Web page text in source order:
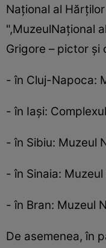
Naţional al
",MuzeulNaţional
Grigore – pictor şi
- în Cluj-Napoca:
- în Iaşi:
- în Sibiu: Muzeul
- în Sinaia:
- în Bran: Muzeul
De asemenea, în